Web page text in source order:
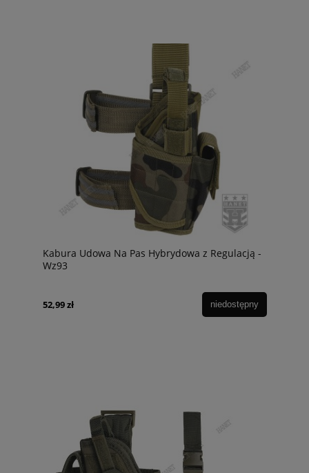
Kabura Udowa Na Pas Hybrydowa z Regulacją -
Wz93
52,99 zł niedostępny